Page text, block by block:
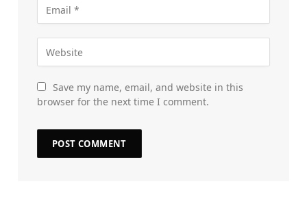
Save my name, email, and website in this
browser for the next time I comment.